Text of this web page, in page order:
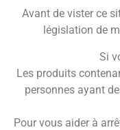
Avant de vister ce
législation de
Si
Les produits
personnes ayant
Pour vous aider à